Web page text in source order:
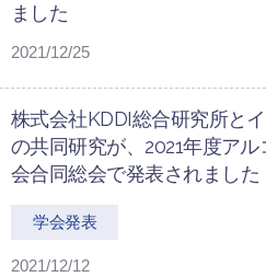
ました
2021/12/25
株式会社KDDI総合研究所と
の共同研究が、2021年度ア
会合同総会で発表されました
学会発表
2021/12/12